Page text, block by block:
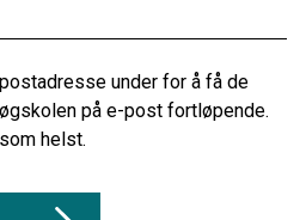
under for å få de
på e-post fortløpende.
helst.